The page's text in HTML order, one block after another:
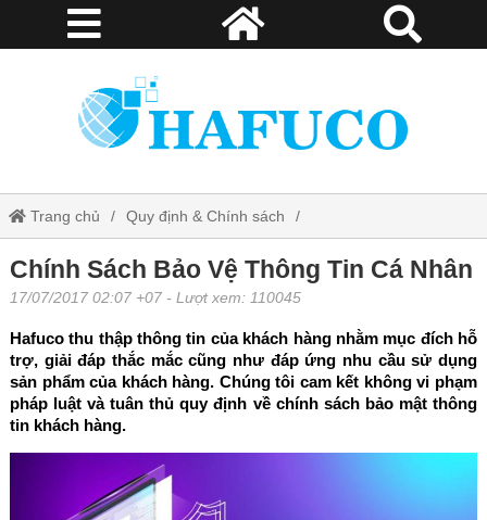
Trang chủ Quy định & Chính sách
Chính Sách Bảo Vệ Thông Tin Cá Nhân
Chính Sách Bảo Vệ Thông Tin Cá Nhân
17/07/2017 02:07 +07 - Lượt xem: 110045
Hafuco thu thập thông tin của khách hàng nhằm mục đích hỗ
trợ, giải đáp thắc mắc cũng như đáp ứng nhu cầu sử dụng
sản phẩm của khách hàng. Chúng tôi cam kết không vi phạm
pháp luật và tuân thủ quy định về chính sách bảo mật thông
tin khách hàng.